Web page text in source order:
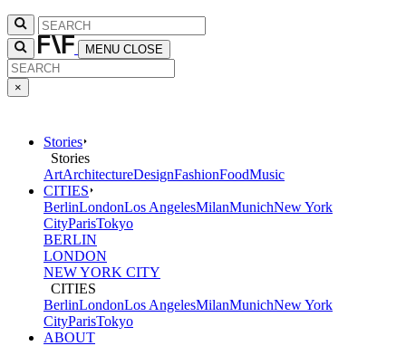
MENU CLOSE
×
Stories
Stories
ArtArchitectureDesignFashionFoodMusic
CITIES
BerlinLondonLos AngelesMilanMunichNew York
CityParisTokyo
BERLIN
LONDON
NEW YORK CITY
CITIES
BerlinLondonLos AngelesMilanMunichNew York
CityParisTokyo
ABOUT